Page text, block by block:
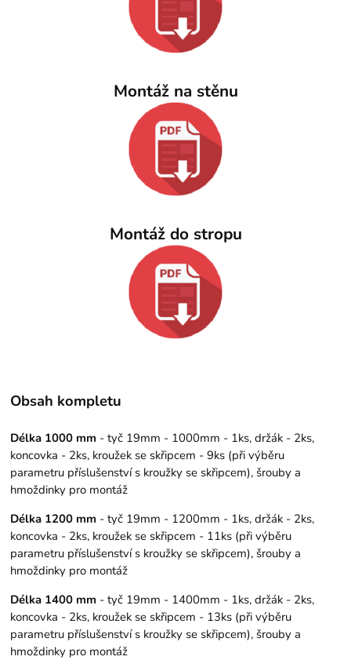
Montáž na stěnu
Montáž do stropu
Obsah kompletu
Délka 1000 mm - tyč 19mm - 1000mm - 1ks, držák - 2ks,
koncovka - 2ks, kroužek se skřipcem - 9ks (při výběru
parametru příslušenství s kroužky se skřipcem), šrouby a
hmoždinky pro montáž
Délka 1200 mm - tyč 19mm - 1200mm - 1ks, držák - 2ks,
koncovka - 2ks, kroužek se skřipcem - 11ks (při výběru
parametru příslušenství s kroužky se skřipcem), šrouby a
hmoždinky pro montáž
Délka 1400 mm - tyč 19mm - 1400mm - 1ks, držák - 2ks,
koncovka - 2ks, kroužek se skřipcem - 13ks (při výběru
parametru příslušenství s kroužky se skřipcem), šrouby a
hmoždinky pro montáž